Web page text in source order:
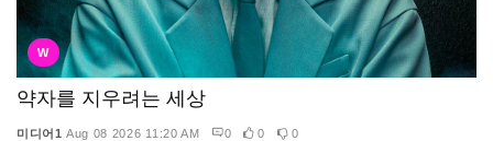
W
약자를 지우려는 세상
미디어1 Aug 08 2026 11:20 AM 0 0 0